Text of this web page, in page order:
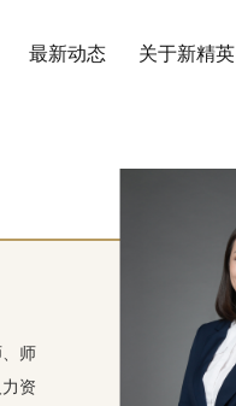
最新动态 关于新精英
师
资